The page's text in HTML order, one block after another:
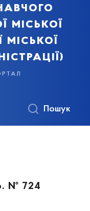
міської
міської
Пошук
№ 724